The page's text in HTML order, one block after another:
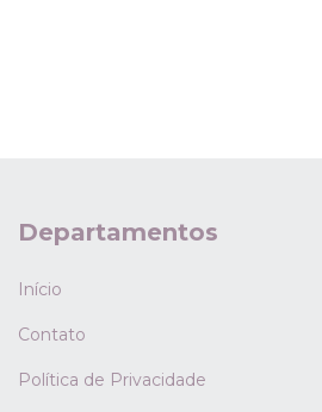
Departamentos
Início
Contato
Política de Privacidade